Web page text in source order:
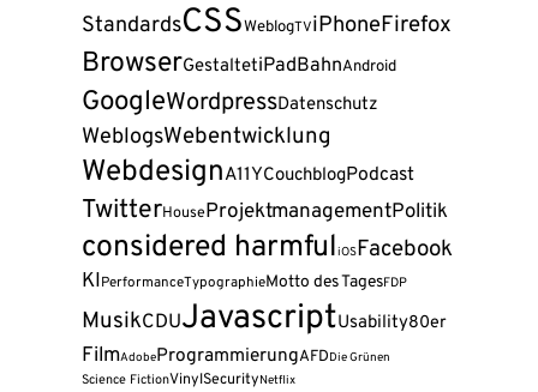
StandardsCSSWeblogTViPhoneFirefox
BrowserGestaltetiPadBahnAndroid
GoogleWordpressDatenschutz
WeblogsWebentwicklung
WebdesignA11YCouchblogPodcast
TwitterHouseProjektmanagementPolitik
considered harmfuliOSFacebook
KIPerformanceTypographieMotto des TagesFDP
MusikCDUJavascriptUsability80er
FilmAdobeProgrammierungAFDDie Grünen
Science FictionVinylSecurityNetflix